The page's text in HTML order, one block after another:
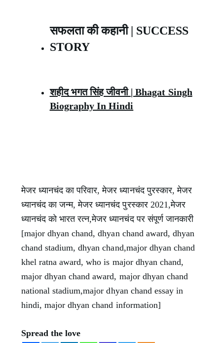
सफलता की कहानी | SUCCESS
STORY
शहीद भगत सिंह जीवनी | Bhagat Singh
Biography In Hindi
मेजर ध्यानचंद का परिवार, मेजर ध्यानचंद पुरस्कार, मेजर
ध्यानचंद का जन्म, मेजर ध्यानचंद पुरस्कार 2021,मेजर
ध्यानचंद को भारत रत्न,मेजर ध्यानचंद पर संपूर्ण जानकारी
[major dhyan chand, dhyan chand award, dhyan
chand stadium, dhyan chand,major dhyan chand
khel ratna award, who is major dhyan chand,
major dhyan chand award, major dhyan chand
national stadium,major dhyan chand essay in
hindi, major dhyan chand information]
Spread the love